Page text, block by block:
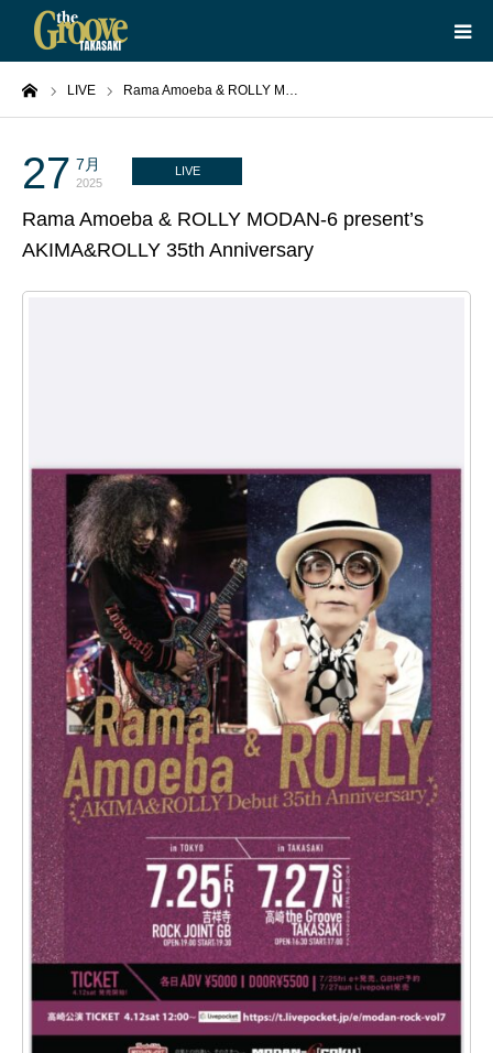
LIVE Rama Amoeba & ROLLY M…
27 7月
2025
LIVE
Rama Amoeba & ROLLY MODAN-6 present’s
AKIMA&ROLLY 35th Anniversary
HOME
LIVE
EQUIPMENT